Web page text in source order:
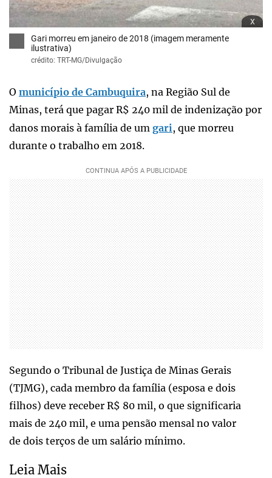
x
Gari morreu em janeiro de 2018 (imagem meramente
ilustrativa)
crédito: TRT-MG/Divulgação
O município de Cambuquira, na Região Sul de
Minas, terá que pagar R$ 240 mil de indenização por
danos morais à família de um gari, que morreu
durante o trabalho em 2018.
Segundo o Tribunal de Justiça de Minas Gerais
(TJMG), cada membro da família (esposa e dois
filhos) deve receber R$ 80 mil, o que significaria
mais de 240 mil, e uma pensão mensal no valor
de dois terços de um salário mínimo.
Leia Mais